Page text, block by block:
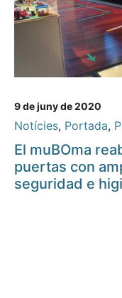
9 de juny de 2020
Notícies, Portada,
El muBOma
puertas con
seguridad e